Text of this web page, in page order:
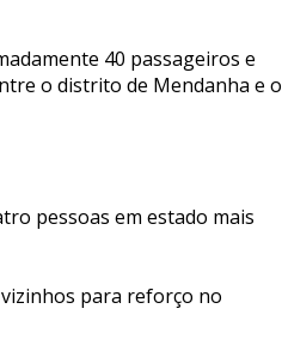
40 passageiros e
o distrito de Mendanha e o
pessoas em estado mais
para reforço no